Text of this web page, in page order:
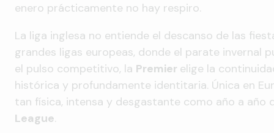
enero prácticamente no hay respiro.
La liga inglesa no entiende el descanso de las
grandes ligas europeas, donde el parate invernal
el pulso competitivo, la Premier elige la
histórica y profundamente identitaria. Única en
tan física, intensa y desgastante como año a año
League.